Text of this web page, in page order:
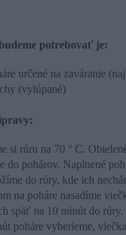
potrebovať je:
určené na zaváranie
(vylúpané)
si rúru na 70 ° C.
do pohárov. Naplnené
do rúry, kde ich
na poháre nasadíme
späť na 10 minút do
poháre vyberieme,